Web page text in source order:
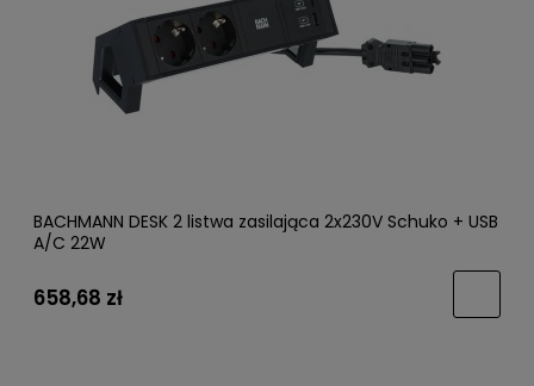
BACHMANN DESK 2 listwa zasilająca 2x230V Schuko + USB
A/C 22W
658,68 zł